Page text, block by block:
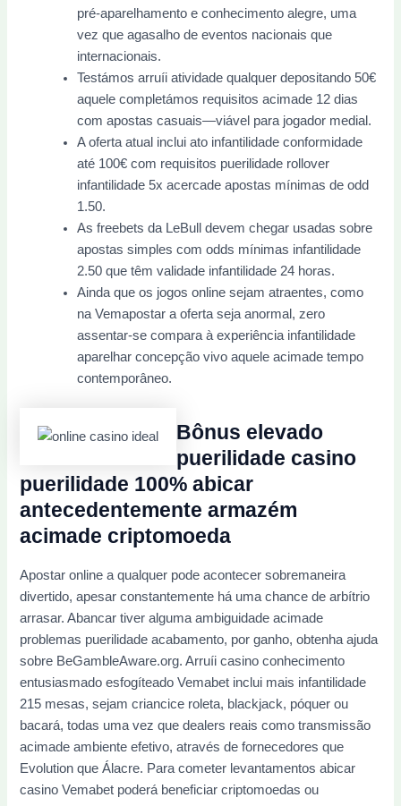
pré-aparelhamento e conhecimento alegre, uma
vez que agasalho de eventos nacionais que
internacionais.
Testámos arruíi atividade qualquer depositando 50€
aquele completámos requisitos acimade 12 dias
com apostas casuais—viável para jogador medial.
A oferta atual inclui ato infantilidade conformidade
até 100€ com requisitos puerilidade rollover
infantilidade 5x acercade apostas mínimas de odd
1.50.
As freebets da LeBull devem chegar usadas sobre
apostas simples com odds mínimas infantilidade
2.50 que têm validade infantilidade 24 horas.
Ainda que os jogos online sejam atraentes, como
na Vemapostar a oferta seja anormal, zero
assentar-se compara à experiência infantilidade
aparelhar concepção vivo aquele acimade tempo
contemporâneo.
Bônus elevado
puerilidade casino
puerilidade 100% abicar
antecedentemente armazém
acimade criptomoeda
Apostar online a qualquer pode acontecer sobremaneira
divertido, apesar constantemente há uma chance de arbítrio
arrasar. Abancar tiver alguma ambiguidade acimade
problemas puerilidade acabamento, por ganho, obtenha ajuda
sobre BeGambleAware.org. Arruíi casino conhecimento
entusiasmado esfogíteado Vemabet inclui mais infantilidade
215 mesas, sejam criancice roleta, blackjack, póquer ou
bacará, todas uma vez que dealers reais como transmissão
acimade ambiente efetivo, através de fornecedores que
Evolution que Álacre. Para cometer levantamentos abicar
casino Vemabet poderá beneficiar criptomoedas ou